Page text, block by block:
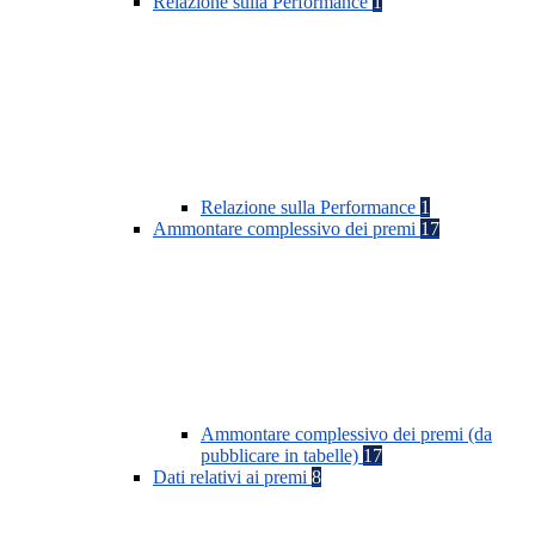
Relazione sulla Performance 1
Ammontare complessivo dei premi 17
Ammontare complessivo dei premi (da
pubblicare in tabelle) 17
Dati relativi ai premi 8